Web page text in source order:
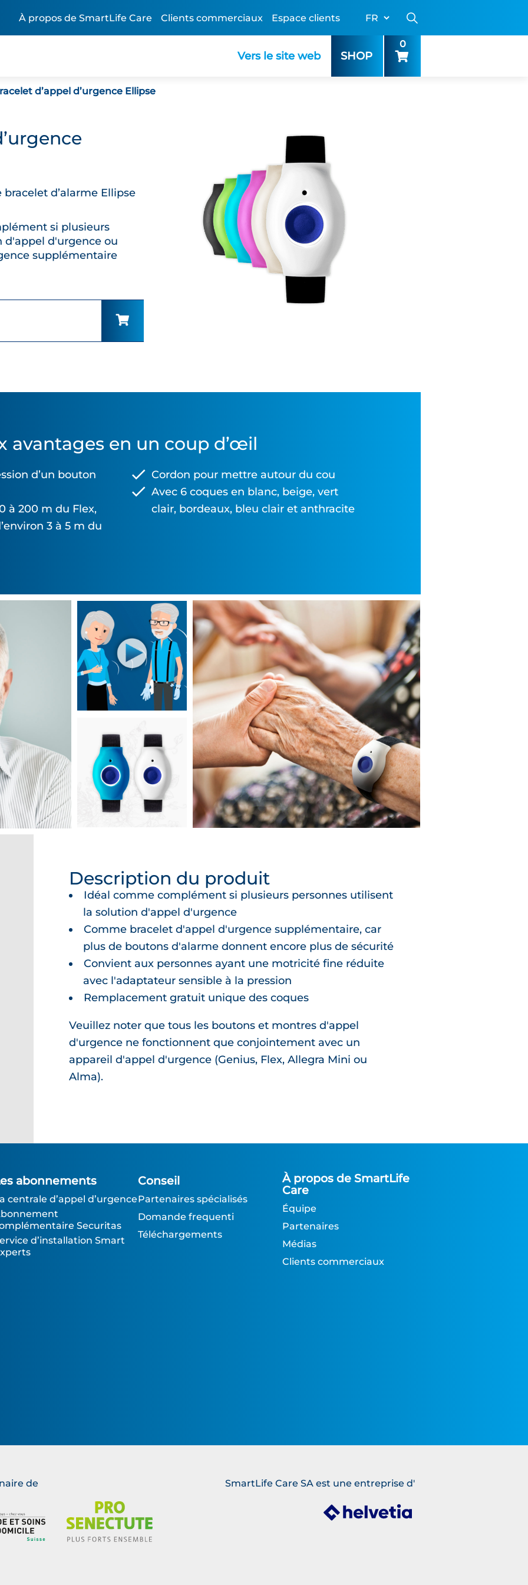
À propos de SmartLife Care Clients commerciaux Espace clients
Vers le site web SHOP
0
d’appel d’urgence Ellipse
bracelet d’alarme Ellipse
si plusieurs
d'appel d'urgence ou
supplémentaire
avantages en un coup d’œil
d’un bouton
à 200 m du Flex,
3 à 5 m du
Cordon pour mettre autour du cou
Avec 6 coques en blanc, beige, vert
clair, bordeaux, bleu clair et anthracite
Description du produit
Idéal comme complément si plusieurs personnes utilisent
la solution d'appel d'urgence
Comme bracelet d'appel d'urgence supplémentaire, car
plus de boutons d'alarme donnent encore plus de sécurité
Convient aux personnes ayant une motricité fine réduite
avec l'adaptateur sensible à la pression
Remplacement gratuit unique des coques
Veuillez noter que tous les boutons et montres d'appel
d'urgence ne fonctionnent que conjointement avec un
appareil d'appel d'urgence (Genius, Flex, Allegra Mini ou
Alma).
abonnements
centrale d’appel d’urgence
Securitas
d’installation Smart
Conseil
Partenaires spécialisés
Domande frequenti
Téléchargements
À propos de SmartLife
Care
Équipe
Partenaires
Médias
Clients commerciaux
de SmartLife Care SA est une entreprise d'